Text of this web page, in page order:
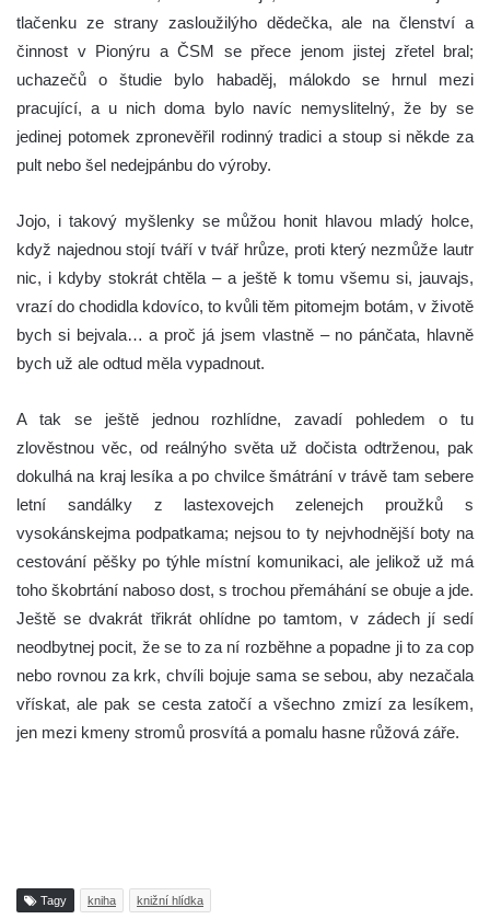
tlačenku ze strany zasloužilýho dědečka, ale na členství a
činnost v Pionýru a ČSM se přece jenom jistej zřetel bral;
uchazečů o študie bylo habaděj, málokdo se hrnul mezi
pracující, a u nich doma bylo navíc nemyslitelný, že by se
jedinej potomek zpronevěřil rodinný tradici a stoup si někde za
pult nebo šel nedejpánbu do výroby.
Jojo, i takový myšlenky se můžou honit hlavou mladý holce,
když najednou stojí tváří v tvář hrůze, proti který nezmůže lautr
nic, i kdyby stokrát chtěla – a ještě k tomu všemu si, jauvajs,
vrazí do chodidla kdovíco, to kvůli těm pitomejm botám, v životě
bych si bejvala… a proč já jsem vlastně – no pánčata, hlavně
bych už ale odtud měla vypadnout.
A tak se ještě jednou rozhlídne, zavadí pohledem o tu
zlověstnou věc, od reálnýho světa už dočista odtrženou, pak
dokulhá na kraj lesíka a po chvilce šmátrání v trávě tam sebere
letní sandálky z lastexovejch zelenejch proužků s
vysokánskejma podpatkama; nejsou to ty nejvhodnější boty na
cestování pěšky po týhle místní komunikaci, ale jelikož už má
toho škobrtání naboso dost, s trochou přemáhání se obuje a jde.
Ještě se dvakrát třikrát ohlídne po tamtom, v zádech jí sedí
neodbytnej pocit, že se to za ní rozběhne a popadne ji to za cop
nebo rovnou za krk, chvíli bojuje sama se sebou, aby nezačala
vřískat, ale pak se cesta zatočí a všechno zmizí za lesíkem,
jen mezi kmeny stromů prosvítá a pomalu hasne růžová záře.
Tagy kniha knižní hlídka